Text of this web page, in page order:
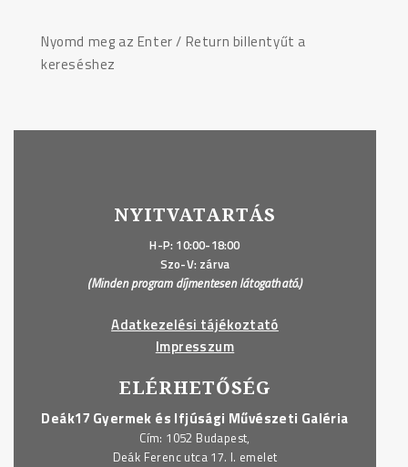
Nyomd meg az Enter / Return billentyűt a
kereséshez
NYITVATARTÁS
H-P: 10:00-18:00
Szo-V: zárva
(Minden program díjmentesen látogatható.)
Adatkezelési tájékoztató
Impresszum
ELÉRHETŐSÉG
Deák17 Gyermek és Ifjúsági Művészeti Galéria
Cím: 1052 Budapest,
Deák Ferenc utca 17. I. emelet